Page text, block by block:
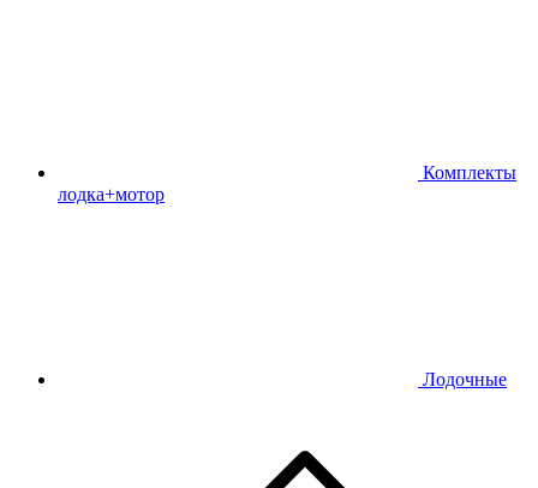
Комплекты
лодка+мотор
Лодочные